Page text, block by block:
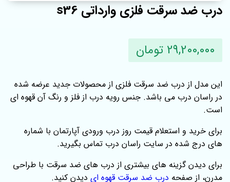
درب ضد سرقت فلزی وارداتی s36
29,200,000 تومان
این مدل از درب ضد سرقت فلزی از محصولات جدید عرضه شده
در راسان درب می باشد. جنس رویه درب از فلز و رنگ آن قهوه ای
است.
برای خرید و استعلام قیمت روز درب ورودی آپارتمان با شماره
های درج شده در سایت راسان درب تماس بگیرید.
برای دیدن گزینه‌ های بیشتری از درب‌ های ضد سرقت با طراحی
مدرن، از صفحه‌ درب ضد سرقت قهوه ای دیدن کنید.